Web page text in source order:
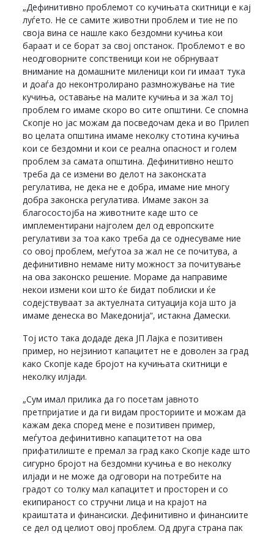
„Дефинитивно проблемот со кучињата скитници е кај
луѓето. Не се самите животни проблем и тие не по
своја вина се нашле како бездомни кучиња кои
бараат и се борат за свој опстанок. Проблемот е во
неодговорните сопственици кои не обрнуваат
внимание на домашните миленици кои ги имаат тука
и доаѓа до неконтролирано размножување на тие
кучиња, оставање на малите кучиња и за жал тој
проблем го имаме скоро во сите општини. Се спомна
Скопје но јас можам да посведочам дека и во Прилеп
во целата општина имаме неколку стотина кучиња
кои се бездомни и кои се реална опасност и голем
проблем за самата општина. Дефинитивно нешто
треба да се измени во делот на законската
регулатива, не дека не е добра, имаме ние многу
добра законска регулатива. Имаме закон за
благосостојба на животните каде што се
имплементирани најголем дел од европските
регулативи за тоа како треба да се однесуваме ние
со овој проблем, меѓутоа за жал не се почитува, а
дефинитивно немаме ниту можност за почитување
на ова законско решение. Мораме да направиме
некои измени кои што ќе бидат поблиски и ќе
содејствуваат за актуелната ситуација која што ја
имаме денеска во Македонија“, истакна Дамески.
Тој исто така додаде дека ЈП Лајка е позитивен
пример, но нејзиниот капацитет не е доволен за град
како Скопје каде бројот на кучињата скитници е
неколку илјади.
„Сум имал прилика да го посетам јавното
претпријатие и да ги видам просториите и можам да
кажам дека според мене е позитивен пример,
меѓутоа дефинитивно капацитетот на ова
прифатилиште е премал за град како Скопје каде што
сигурно бројот на бездомни кучиња е во неколку
илјади и не може да одговори на потребите на
градот со толку мал капацитет и просторен и со
екипираност со стручни лица и на крајот на
краиштата и финансиски. Дефинитивно и финансиите
се дел од целиот овој проблем. Од друга страна пак